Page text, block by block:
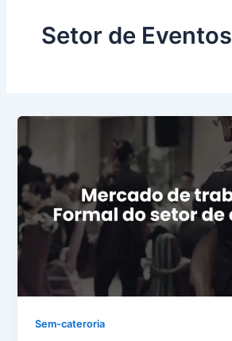
Setor de Eventos
Sem-cateroria